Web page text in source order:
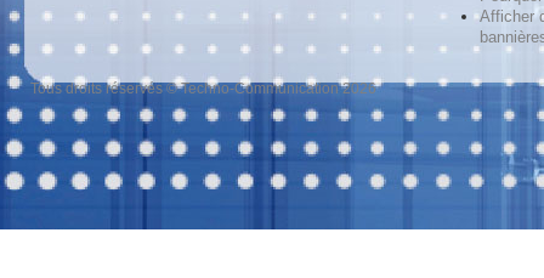
Afficher
Tous droits réservés © Techno-Communication 2026